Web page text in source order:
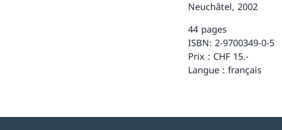
Neuchâtel, 2002
44 pages
ISBN: 2-9700349-0-5
Prix : CHF 15.-
Langue : français